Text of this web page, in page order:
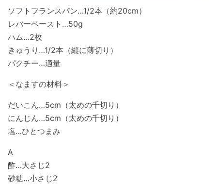
ソフトフランスパン…1/2本（約20cm）
レバーペースト…50g
ハム…2枚
きゅうり…1/2本（縦に薄切り）
パクチー…適量
＜なますの材料＞
だいこん…5cm（太めの千切り）
にんじん…5cm（太めの千切り）
塩…ひとつまみ
A
酢…大さじ2
砂糖…小さじ2